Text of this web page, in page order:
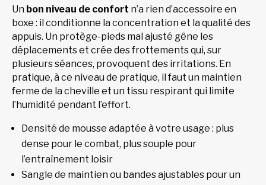
Un bon niveau de confort n’a rien d’accessoire en
boxe : il conditionne la concentration et la qualité des
appuis. Un protège-pieds mal ajusté gêne les
déplacements et crée des frottements qui, sur
plusieurs séances, provoquent des irritations. En
pratique, à ce niveau de pratique, il faut un maintien
ferme de la cheville et un tissu respirant qui limite
l’humidité pendant l’effort.
Densité de mousse adaptée à votre usage : plus
dense pour le combat, plus souple pour
l’entraînement loisir
Sangle de maintien ou bandes ajustables pour un